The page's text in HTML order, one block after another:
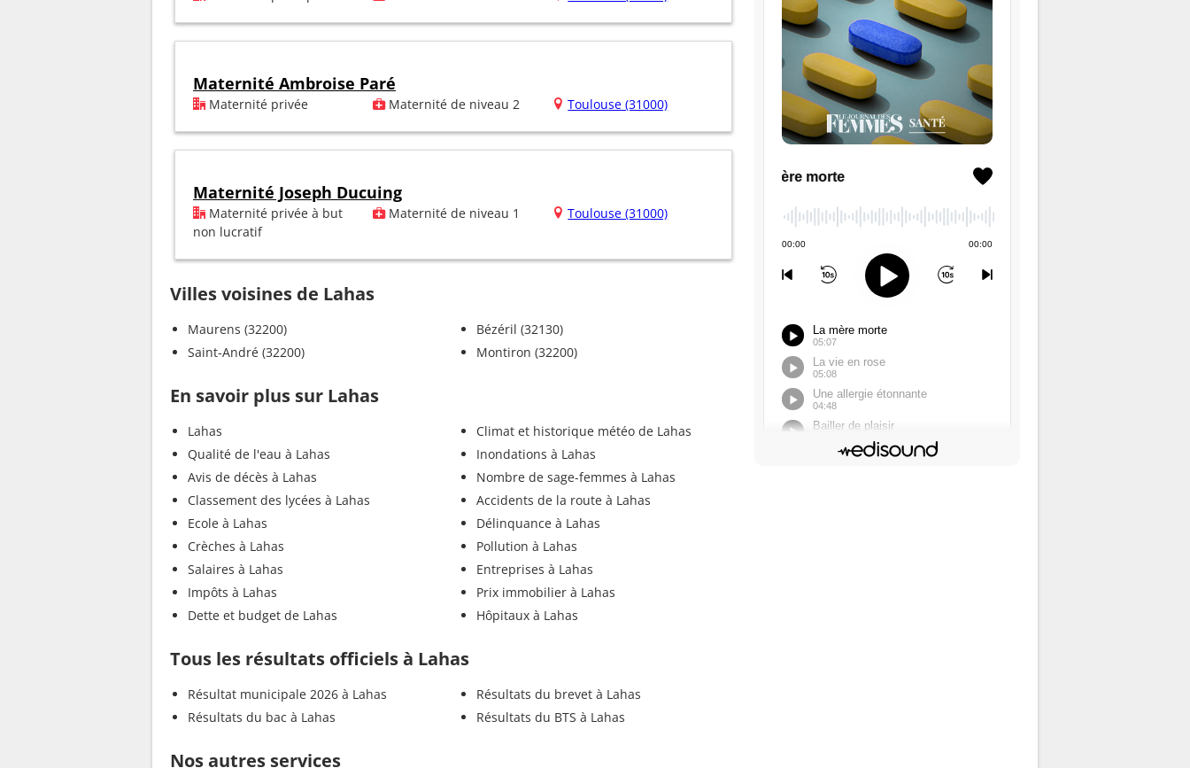
Maternité Ambroise Paré
Maternité privée Maternité de niveau 2 Toulouse (31000)
Maternité Joseph Ducuing
Maternité privée à but
non lucratif
Maternité de niveau 1 Toulouse (31000)
Villes voisines de Lahas
Maurens (32200)
Saint-André (32200)
Bézéril (32130)
Montiron (32200)
En savoir plus sur Lahas
Lahas
Qualité de l'eau à Lahas
Avis de décès à Lahas
Classement des lycées à Lahas
Ecole à Lahas
Crèches à Lahas
Salaires à Lahas
Impôts à Lahas
Dette et budget de Lahas
Climat et historique météo de Lahas
Inondations à Lahas
Nombre de sage-femmes à Lahas
Accidents de la route à Lahas
Délinquance à Lahas
Pollution à Lahas
Entreprises à Lahas
Prix immobilier à Lahas
Hôpitaux à Lahas
Tous les résultats officiels à Lahas
Résultat municipale 2026 à Lahas
Résultats du bac à Lahas
Résultats du brevet à Lahas
Résultats du BTS à Lahas
Nos autres services